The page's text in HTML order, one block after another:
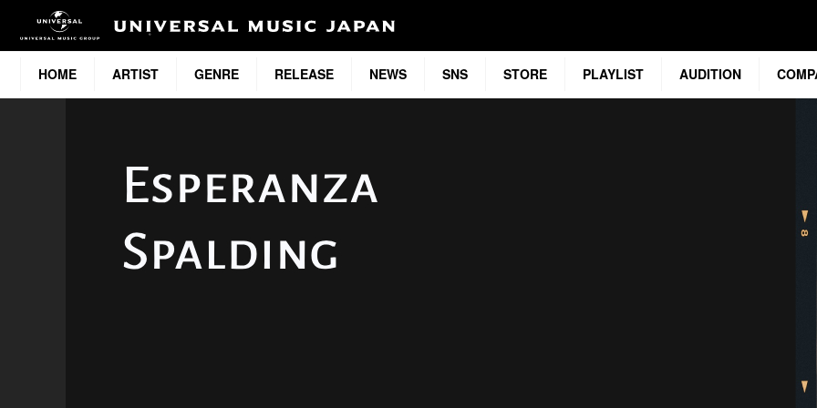
HOME ARTIST GENRE RELEASE NEWS SNS STORE PLAYLIST AUDITION